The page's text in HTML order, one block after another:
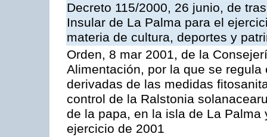
Decreto 115/2000, 26 junio, de
Insular de La Palma para el
materia de cultura, deportes y
Orden, 8 mar 2001, de la
Alimentación, por la que se
derivadas de las medidas
control de la Ralstonia
de la papa, en la isla de La
ejercicio de 2001